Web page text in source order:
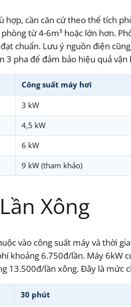
cần căn cứ theo thể tích
từ 4-6m³ hoặc lớn hơn.
chuẩn. Lưu ý nguồn điện
pha để đảm bảo hiệu quả vận
Công suất máy hơi
3 kW
4,5 kW
6 kW
9 kW (tham khảo)
Xông
vào công suất máy và thời
khoảng 6.750đ/lần. Máy 6kW
13.500đ/lần xông. Đây là
30 phút